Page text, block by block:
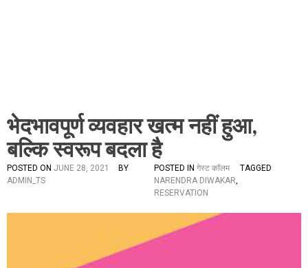
भेदभावपूर्ण व्यवहार खत्म नहीं हुआ,
बल्कि स्वरूप बदला है
POSTED ON JUNE 28, 2021
BY
ADMIN_TS
POSTED IN गेस्ट कॉलम
TAGGED
NARENDRA DIWAKAR,
RESERVATION